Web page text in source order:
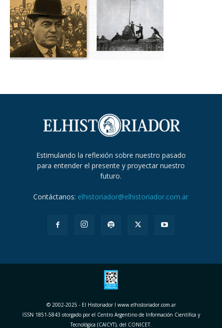
Estimulando la reflexión sobre nuestro pasado
para entender el presente y proyectar nuestro
futuro.
Contáctanos: elhistoriador@elhistoriador.com.ar
© 2002-2025 - El Historiador I www.elhistoriador.com.ar
ISSN 1851-5843 otorgado por el Centro Argentino de Información Científica y
Tecnológica (CAICYT), del CONICET.